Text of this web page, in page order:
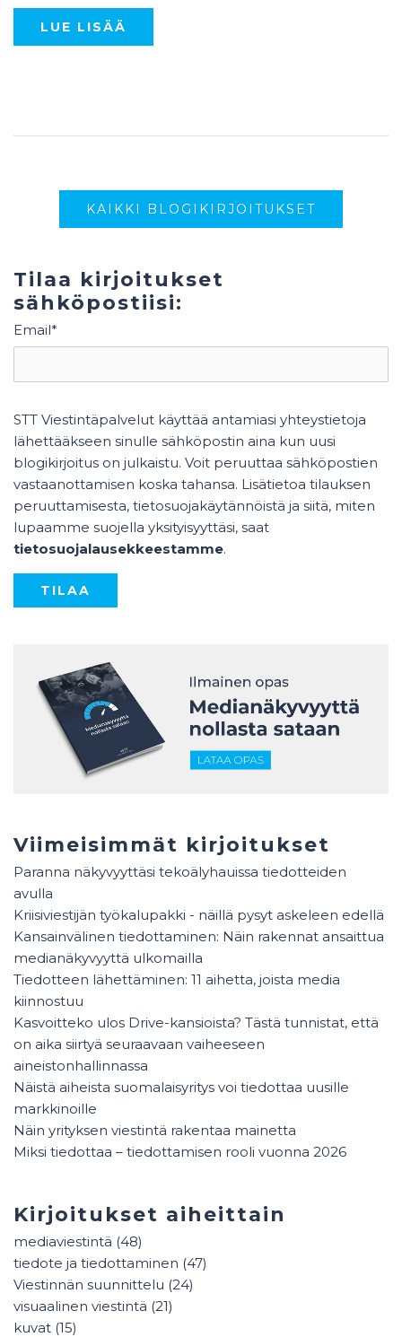
LUE LISÄÄ
KAIKKI BLOGIKIRJOITUKSET
Tilaa kirjoitukset
sähköpostiisi:
Email*
STT Viestintäpalvelut käyttää antamiasi yhteystietoja
lähettääkseen sinulle sähköpostin aina kun uusi
blogikirjoitus on julkaistu. Voit peruuttaa sähköpostien
vastaanottamisen koska tahansa. Lisätietoa tilauksen
peruuttamisesta, tietosuojakäytännöistä ja siitä, miten
lupaamme suojella yksityisyyttäsi, saat
tietosuojalausekkeestamme.
Viimeisimmät kirjoitukset
Paranna näkyvyyttäsi tekoälyhauissa tiedotteiden
avulla
Kriisiviestijän työkalupakki - näillä pysyt askeleen edellä
Kansainvälinen tiedottaminen: Näin rakennat ansaittua
medianäkyvyyttä ulkomailla
Tiedotteen lähettäminen: 11 aihetta, joista media
kiinnostuu
Kasvoitteko ulos Drive-kansioista? Tästä tunnistat, että
on aika siirtyä seuraavaan vaiheeseen
aineistonhallinnassa
Näistä aiheista suomalaisyritys voi tiedottaa uusille
markkinoille
Näin yrityksen viestintä rakentaa mainetta
Miksi tiedottaa – tiedottamisen rooli vuonna 2026
Kirjoitukset aiheittain
mediaviestintä (48)
tiedote ja tiedottaminen (47)
Viestinnän suunnittelu (24)
visuaalinen viestintä (21)
kuvat (15)